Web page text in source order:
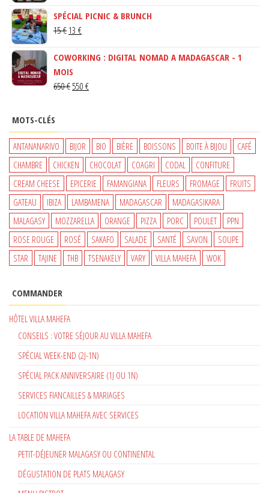
INITIAL
ÉTAIT :
ACTUEL
SPÉCIAL PICNIC & BRUNCH
15€ LE
INITIAL
ÉTAIT :
15 €.
13 €LE
ACTUEL
13 €.
COWORKING : DIGITAL NOMAD A MADAGASCAR - 1
MOIS
650€ LE
ÉTAIT :
650 €.
550 €LE
EST :
550 €.
MOTS-CLÉS
ANTANANARIVO BIJOR BIO BIÈRE BOISSONS BOITE À BIJOU
CAFÉ
CHAMBRE
CHICKEN CHOCOLAT COAGRI CODAL
CONFITURE
CREAM CHEESE
EPICERIE FAMANGIANA FLEURS FROMAGE
FRUITS
GATEAU
IBIZA LAMBAMENA MADAGASCAR
MADAGASIKARA
MALAGASY
MOZZARELLA ORANGE PIZZA PORC POULET
PPN
ROSE ROUGE
ROSÉ SAKAFO SALADE SANTÉ SAVON
SOUPE
STAR
TAJINE THB TSENAKELY VARY VILLA MAHEFA WOK
COMMANDER
HÔTEL VILLA MAHEFA
CONSEILS : VOTRE SÉJOUR AU VILLA MAHEFA
SPÉCIAL WEEK-END (2J-1N)
SPÉCIAL PACK ANNIVERSAIRE (1J OU 1N)
SERVICES FIANCAILLES & MARIAGES
LOCATION VILLA MAHEFA AVEC SERVICES
LA TABLE DE MAHEFA
PETIT-DÉJEUNER MALAGASY OU CONTINENTAL
DÉGUSTATION DE PLATS MALAGASY